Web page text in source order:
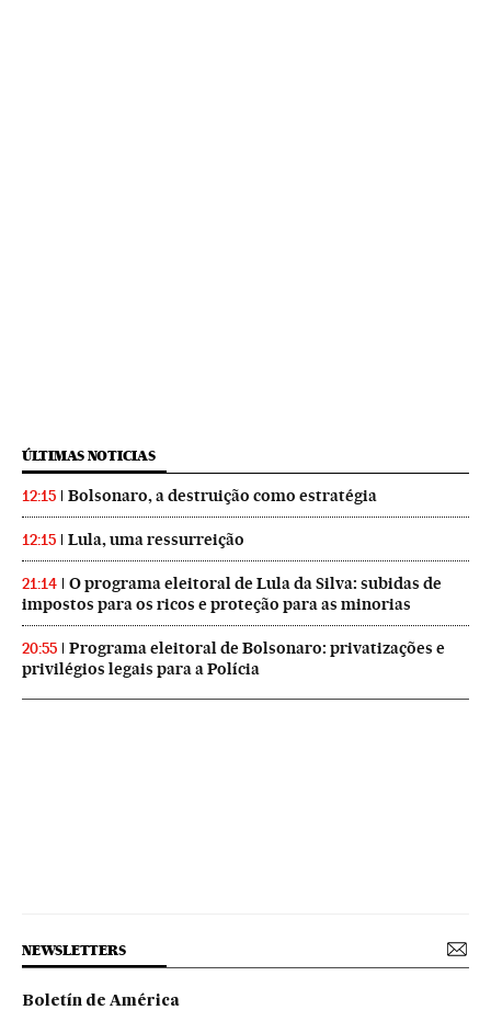
ÚLTIMAS NOTICIAS
12:15 Bolsonaro, a destruição como estratégia
12:15 Lula, uma ressurreição
21:14
O programa eleitoral de Lula da Silva: subidas de
impostos para os ricos e proteção para as minorias
20:55
Programa eleitoral de Bolsonaro: privatizações e
privilégios legais para a Polícia
NEWSLETTERS
Boletín de América